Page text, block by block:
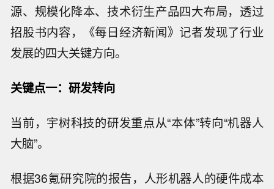
源、规模化降本、技术衍生产品四大布局，透过
招股书内容，《每日经济新闻》记者发现了行业
发展的四大关键方向。
关键点一：研发转向
当前，宇树科技的研发重点从“本体”转向“机器人
大脑”。
根据36氪研究院的报告，人形机器人的硬件成本